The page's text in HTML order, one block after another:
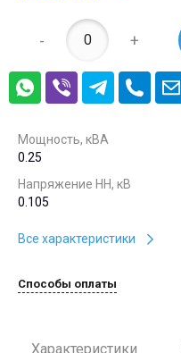
- +
Мощность, кВА
0.25
Напряжение НН, кВ
0.105
Все характеристики
Способы оплаты
Характеристики